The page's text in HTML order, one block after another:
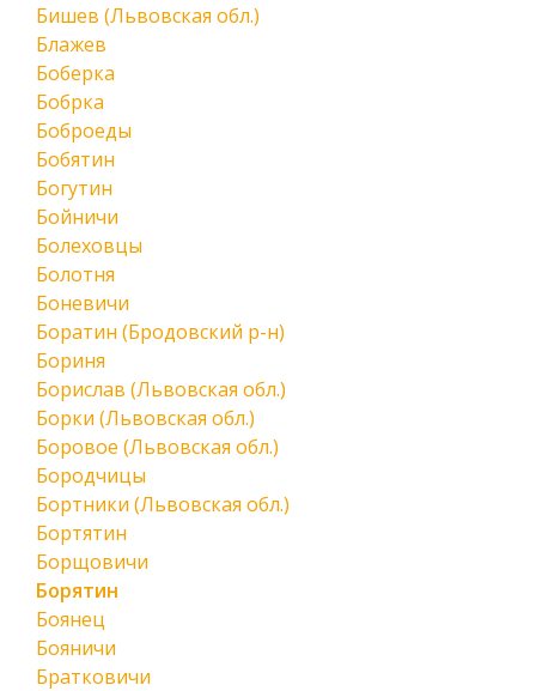
Бишев (Львовская обл.)
Блажев
Боберка
Бобрка
Боброеды
Бобятин
Богутин
Бойничи
Болеховцы
Болотня
Боневичи
Боратин (Бродовский р-н)
Бориня
Борислав (Львовская обл.)
Борки (Львовская обл.)
Боровое (Львовская обл.)
Бородчицы
Бортники (Львовская обл.)
Бортятин
Борщовичи
Борятин
Боянец
Бояничи
Братковичи